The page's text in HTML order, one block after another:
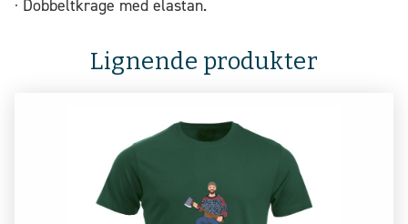
· Dobbeltkrage med elastan.
Lignende produkter